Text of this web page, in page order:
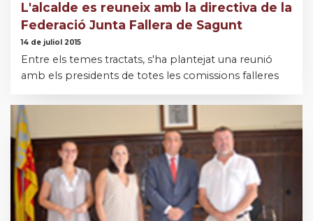
L'alcalde es reuneix amb la directiva de la
Federació Junta Fallera de Sagunt
14 de juliol 2015
Entre els temes tractats, s'ha plantejat una reunió
amb els presidents de totes les comissions falleres